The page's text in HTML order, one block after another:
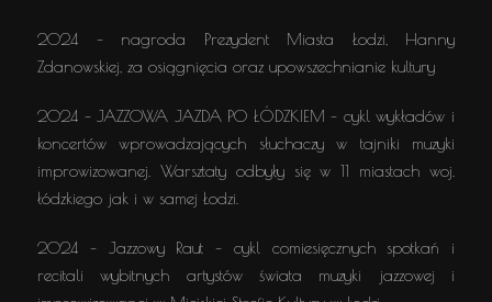
2024 – nagroda Prezydent Miasta Łodzi, Hanny
Zdanowskiej, za osiągnięcia oraz upowszechnianie kultury
2024 – JAZZOWA JAZDA PO ŁÓDZKIEM – cykl wykładów i
koncertów wprowadzających słuchaczy w tajniki muzyki
improwizowanej. Warsztaty odbyły się w 11 miastach woj.
łódzkiego jak i w samej Łodzi.
2024 – Jazzowy Raut – cykl comiesięcznych spotkań i
recitali wybitnych artystów świata muzyki jazzowej i